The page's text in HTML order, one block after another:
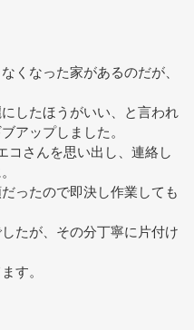
くなった家があるのだが、
したほうがいい、と言われ
アップしました。
コさんを思い出し、連絡し
ったので即決し作業しても
たが、その分丁寧に片付け
す。